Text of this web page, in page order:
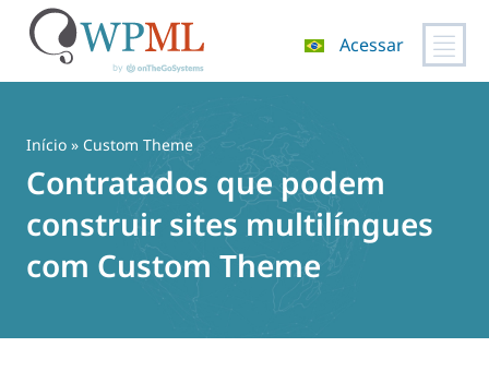
Acessar
Início » Custom Theme
Contratados que podem
construir sites multilíngues
com Custom Theme